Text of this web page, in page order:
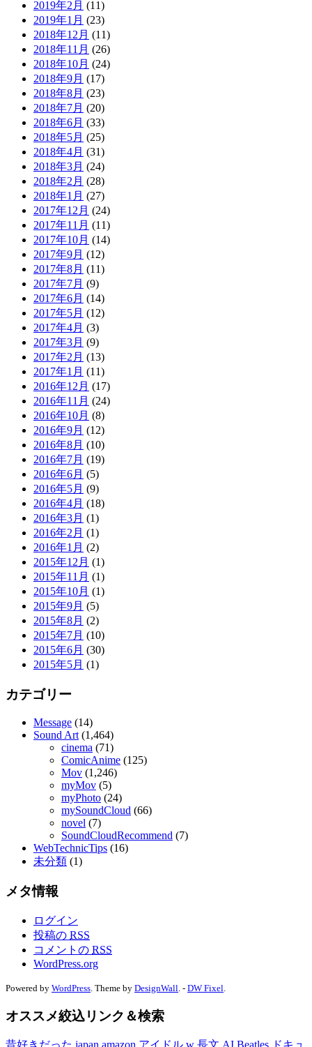
2019年2月 (11)
2019年1月 (23)
2018年12月 (11)
2018年11月 (26)
2018年10月 (24)
2018年9月 (17)
2018年8月 (23)
2018年7月 (20)
2018年6月 (33)
2018年5月 (25)
2018年4月 (31)
2018年3月 (24)
2018年2月 (28)
2018年1月 (27)
2017年12月 (24)
2017年11月 (11)
2017年10月 (14)
2017年9月 (12)
2017年8月 (11)
2017年7月 (9)
2017年6月 (14)
2017年5月 (12)
2017年4月 (3)
2017年3月 (9)
2017年2月 (13)
2017年1月 (11)
2016年12月 (17)
2016年11月 (24)
2016年10月 (8)
2016年9月 (12)
2016年8月 (10)
2016年7月 (19)
2016年6月 (5)
2016年5月 (9)
2016年4月 (18)
2016年3月 (1)
2016年2月 (1)
2016年1月 (2)
2015年12月 (1)
2015年11月 (1)
2015年10月 (1)
2015年9月 (5)
2015年8月 (2)
2015年7月 (10)
2015年6月 (30)
2015年5月 (1)
カテゴリー
Message (14)
Sound Art(1,464)
cinema (71)
ComicAnime (125)
Mov (1,246)
myMov (5)
myPhoto (24)
mySoundCloud (66)
novel (7)
SoundCloudRecommend (7)
WebTechnicTips (16)
未分類 (1)
メタ情報
ログイン
投稿の RSS
コメントの RSS
WordPress.org
Powered by WordPress . Theme by DesignWall . - DW Fixel
オススメ絞込リンク＆検索